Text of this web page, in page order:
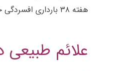
هفته ۳۸ بارداری افسردگی حالت روحی است که برخی از بانوان باردار را گرفتار خودش می‌کند. بهتر است به چیزی فکر نکنید جز اینکه به زودی نوزاد زیبایتان را به آغوش می‌گیرید.
علائم